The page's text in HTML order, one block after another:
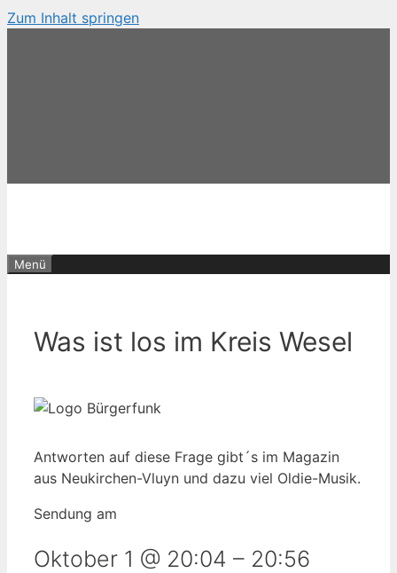
Zum Inhalt springen
Menü
Was ist los im Kreis Wesel
Antworten auf diese Frage gibt´s im Magazin
aus Neukirchen-Vluyn und dazu viel Oldie-Musik.
Sendung am
Oktober 1 @ 20:04 – 20:56